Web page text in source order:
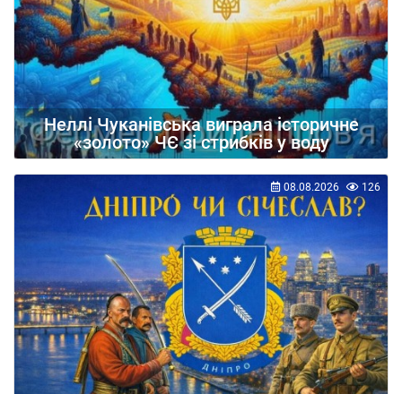
Неллі Чуканівська виграла історичне
«золото» ЧЄ зі стрибків у воду
08.08.2026 126